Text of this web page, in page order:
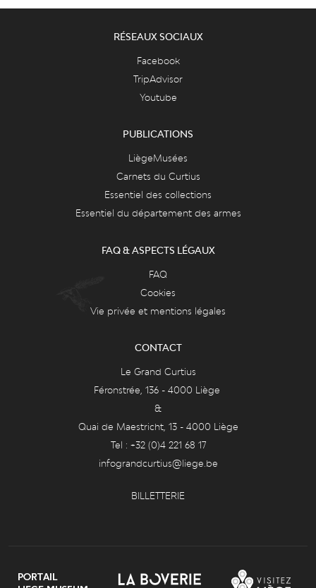
RÉSEAUX SOCIAUX
Facebook
TripAdvisor
Youtube
PUBLICATIONS
LiègeMusées
Carnets du Curtius
Essentiel des collections
Essentiel du département des armes
FAQ & ASPECTS LÉGAUX
FAQ
Cookies
Vie privée et mentions légales
CONTACT
Le Grand Curtius
Féronstrée, 136 - 4000 Liège
&
Quai de Maestricht, 13 - 4000 Liège
Tel : +32 (0)4 221 68 17
infograndcurtius@liege.be
BILLETTERIE